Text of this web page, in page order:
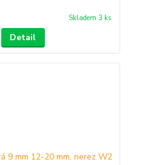
Skladem 3 ks
Detail